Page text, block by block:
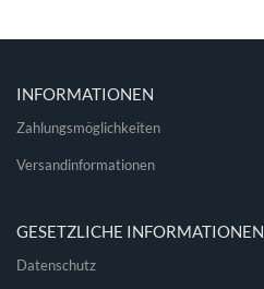
INFORMATIONEN
Zahlungsmöglichkeiten
Versandinformationen
GESETZLICHE INFORMATIONEN
Datenschutz